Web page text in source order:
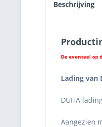
Beschrijving
De eventeel op
Lading van
DUHA
Aangezien